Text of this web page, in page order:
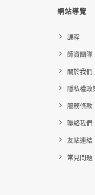
網站導覽
課程
師資團隊
關於我們
隱私權政
服務條款
聯絡我們
友站連結
常見問題